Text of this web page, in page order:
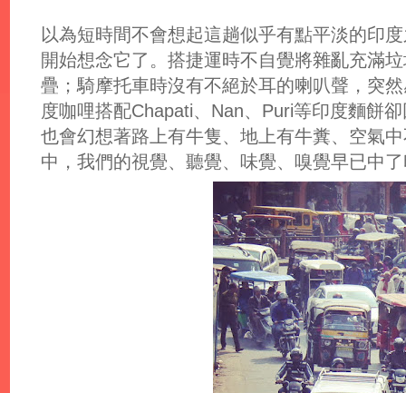
以為短時間不會想起這趟似乎有點平淡的印
開始想念它了。搭捷運時不自覺將雜亂充滿
疊；騎摩托車時沒有不絕於耳的喇叭聲，突
度咖哩搭配Chapati、Nan、Puri等印度麵餅
也會幻想著路上有牛隻、地上有牛糞、空氣
中，我們的視覺、聽覺、味覺、嗅覺早已中